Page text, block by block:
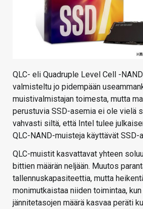
QLC- eli Quadruple Level Cell -
valmisteltu jo pidempään
muistivalmistajan toimesta, mutta
perustuvia SSD-asemia ei ole vielä
vahvasti siltä, että Intel tulee
QLC-NAND-muisteja käyttävät SSD-
QLC-muistit kasvattavat yhteen
bittien määrän neljään. Muutos
tallennuskapasiteettia, mutta
monimutkaistaa niiden toimintaa,
jännitetasojen määrä kasvaa peräti